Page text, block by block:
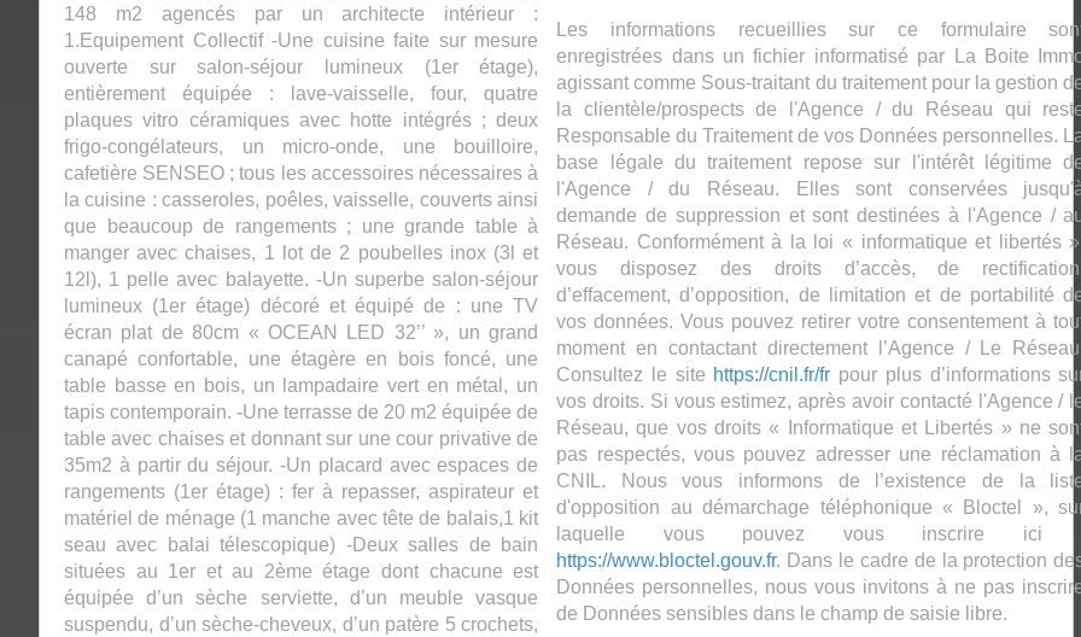
148 m2 agencés par un architecte intérieur :
1.Equipement Collectif -Une cuisine faite sur mesure
ouverte sur salon-séjour lumineux (1er étage),
entièrement équipée : lave-vaisselle, four, quatre
plaques vitro céramiques avec hotte intégrés ; deux
frigo-congélateurs, un micro-onde, une bouilloire,
cafetière SENSEO ; tous les accessoires nécessaires à
la cuisine : casseroles, poêles, vaisselle, couverts ainsi
que beaucoup de rangements ; une grande table à
manger avec chaises, 1 lot de 2 poubelles inox (3l et
12l), 1 pelle avec balayette. -Un superbe salon-séjour
lumineux (1er étage) décoré et équipé de : une TV
écran plat de 80cm « OCEAN LED 32’’ », un grand
canapé confortable, une étagère en bois foncé, une
table basse en bois, un lampadaire vert en métal, un
tapis contemporain. -Une terrasse de 20 m2 équipée de
table avec chaises et donnant sur une cour privative de
35m2 à partir du séjour. -Un placard avec espaces de
rangements (1er étage) : fer à repasser, aspirateur et
matériel de ménage (1 manche avec tête de balais,1 kit
seau avec balai télescopique) -Deux salles de bain
situées au 1er et au 2ème étage dont chacune est
équipée d’un sèche serviette, d’un meuble vasque
suspendu, d’un sèche-cheveux, d’un patère 5 crochets,
Les informations recueillies sur ce formulaire
enregistrées dans un fichier informatisé par La Boite
agissant comme Sous-traitant du traitement pour la gestion
la clientèle/prospects de l'Agence / du Réseau qui
Responsable du Traitement de vos Données personnelles.
base légale du traitement repose sur l'intérêt légitime
l'Agence / du Réseau. Elles sont conservées
demande de suppression et sont destinées à l'Agence /
Réseau. Conformément à la loi « informatique et libertés
vous disposez des droits d’accès, de
d’effacement, d’opposition, de limitation et de portabilité
vos données. Vous pouvez retirer votre consentement à
moment en contactant directement l’Agence / Le
Consultez le site https://cnil.fr/fr pour plus d’informations
vos droits. Si vous estimez, après avoir contacté l'Agence /
Réseau, que vos droits « Informatique et Libertés » ne
pas respectés, vous pouvez adresser une réclamation à
CNIL. Nous vous informons de l’existence de la
d'opposition au démarchage téléphonique « Bloctel »,
laquelle vous pouvez vous inscrire ici
https://www.bloctel.gouv.fr. Dans le cadre de la protection
Données personnelles, nous vous invitons à ne pas
de Données sensibles dans le champ de saisie libre.